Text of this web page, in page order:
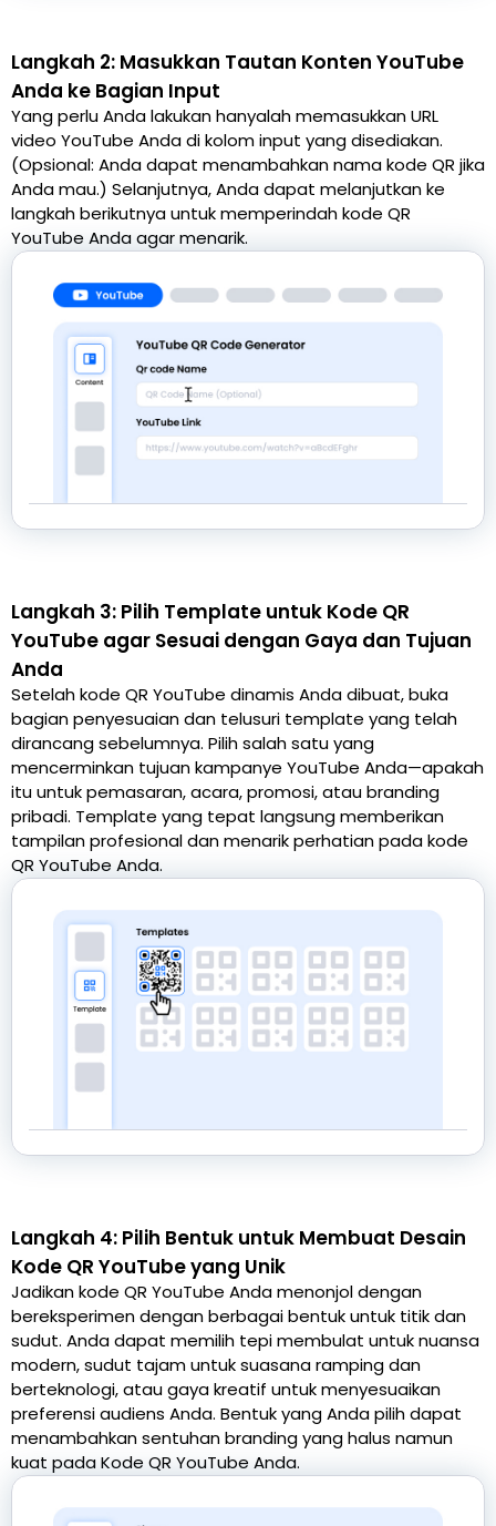
Langkah 2: Masukkan Tautan Konten YouTube
Anda ke Bagian Input
Yang perlu Anda lakukan hanyalah memasukkan URL
video YouTube Anda di kolom input yang disediakan.
(Opsional: Anda dapat menambahkan nama kode QR jika
Anda mau.) Selanjutnya, Anda dapat melanjutkan ke
langkah berikutnya untuk memperindah kode QR
YouTube Anda agar menarik.
Langkah 3: Pilih Template untuk Kode QR
YouTube agar Sesuai dengan Gaya dan Tujuan
Anda
Setelah kode QR YouTube dinamis Anda dibuat, buka
bagian penyesuaian dan telusuri template yang telah
dirancang sebelumnya. Pilih salah satu yang
mencerminkan tujuan kampanye YouTube Anda—apakah
itu untuk pemasaran, acara, promosi, atau branding
pribadi. Template yang tepat langsung memberikan
tampilan profesional dan menarik perhatian pada kode
QR YouTube Anda.
Langkah 4: Pilih Bentuk untuk Membuat Desain
Kode QR YouTube yang Unik
Jadikan kode QR YouTube Anda menonjol dengan
bereksperimen dengan berbagai bentuk untuk titik dan
sudut. Anda dapat memilih tepi membulat untuk nuansa
modern, sudut tajam untuk suasana ramping dan
berteknologi, atau gaya kreatif untuk menyesuaikan
preferensi audiens Anda. Bentuk yang Anda pilih dapat
menambahkan sentuhan branding yang halus namun
kuat pada Kode QR YouTube Anda.